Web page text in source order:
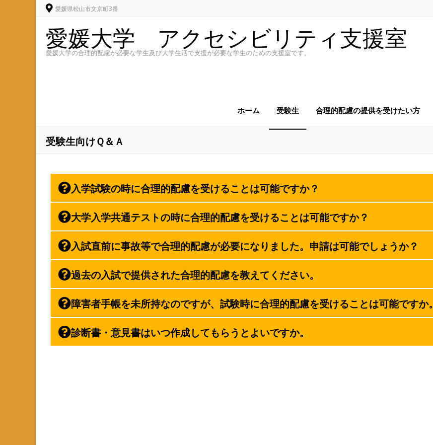
愛媛県松山市文京町3番
愛媛大学 アクセシビリティ支援室
愛媛大学の合理的配慮が必要な学生及び大学生活で支援が必要な学生のための支援室です。
ホーム 受験生 合理的配慮の提供を受けたい方
受験生向けＱ＆Ａ
入学試験の時に合理的配慮を受けることは可能ですか？
大学入学共通テストの時に合理的配慮を受けることは可能ですか？
入試直前に事故等で合理的配慮が必要になりました。申請は可能でしょうか？
過去の入試で提供された合理的配慮を教えてください。
障害者手帳を未所持なのですが、試験時に合理的配慮を受けることは可能ですか。
診断書・意見書はいつ作成してもらうとよいですか。